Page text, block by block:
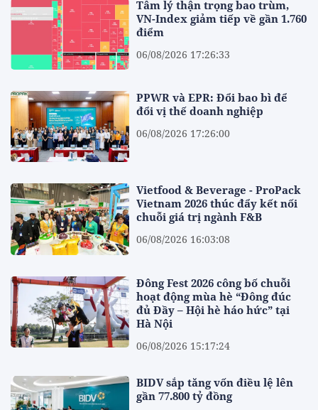
Tâm lý thận trọng bao trùm,
VN-Index giảm tiếp về gần 1.760
điểm
06/08/2026 17:26:33
PPWR và EPR: Đổi bao bì để
đổi vị thế doanh nghiệp
06/08/2026 17:26:00
Vietfood & Beverage - ProPack
Vietnam 2026 thúc đẩy kết nối
chuỗi giá trị ngành F&B
06/08/2026 16:03:08
Đông Fest 2026 công bố chuỗi
hoạt động mùa hè “Đông đúc
đủ Đầy – Hội hè háo hức” tại
Hà Nội
06/08/2026 15:17:24
BIDV sắp tăng vốn điều lệ lên
gần 77.800 tỷ đồng